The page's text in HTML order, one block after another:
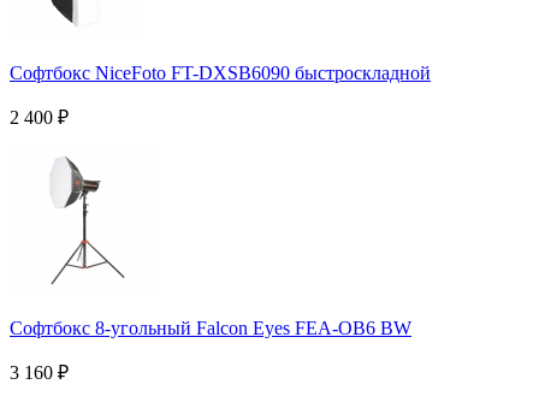
Софтбокс NiceFoto FT-DXSB6090 быстроскладной
2 400 ₽
Софтбокс 8-угольный Falcon Eyes FEA-OB6 BW
3 160 ₽